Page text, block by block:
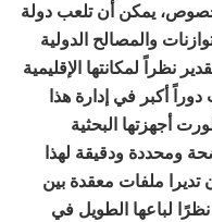
يمكن أن تلعب دولة
والمصالح الدولية
لمكانتها الإقليمية
أكبر في إدارة هذا
أجهزتها البحثية
ومحددة ودقيقة لهذا
ملفات معقدة بين
لباعها الطويل في